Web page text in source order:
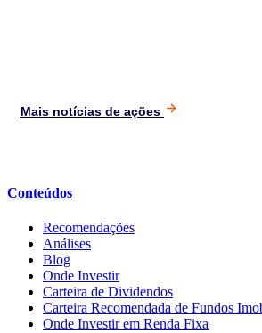
Mais notícias de ações
Conteúdos
Recomendações
Análises
Blog
Onde Investir
Carteira de Dividendos
Carteira Recomendada de Fundos
Onde Investir em Renda Fixa